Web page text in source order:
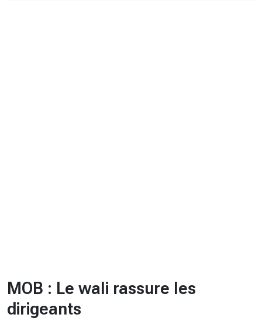
MOB : Le wali rassure les
dirigeants